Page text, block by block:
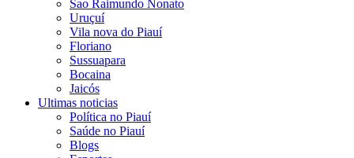
Sao Raimundo Nonato
Uruçuí
Vila nova do Piauí
Floriano
Sussuapara
Bocaina
Jaicós
Ultimas noticias
Política no Piauí
Saúde no Piauí
Blogs